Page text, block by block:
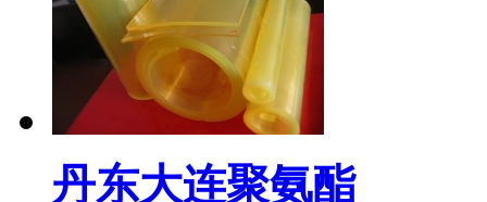
丹东大连聚氨酯